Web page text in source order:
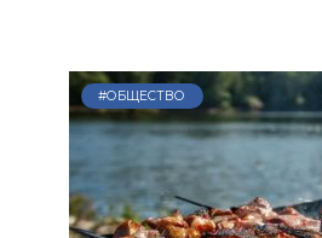
#ОБЩЕСТВО